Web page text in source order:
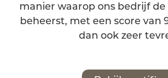
Ontwikkeld doorDigital
manier waarop ons bedrijf
beheerst, met een score van
dan ook zeer